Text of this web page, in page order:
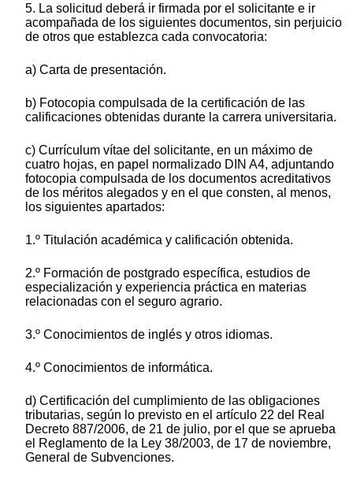
5. La solicitud deberá ir firmada por el solicitante e ir
acompañada de los siguientes documentos, sin perjuicio
de otros que establezca cada convocatoria:
a) Carta de presentación.
b) Fotocopia compulsada de la certificación de las
calificaciones obtenidas durante la carrera universitaria.
c) Currículum vítae del solicitante, en un máximo de
cuatro hojas, en papel normalizado DIN A4, adjuntando
fotocopia compulsada de los documentos acreditativos
de los méritos alegados y en el que consten, al menos,
los siguientes apartados:
1.º Titulación académica y calificación obtenida.
2.º Formación de postgrado específica, estudios de
especialización y experiencia práctica en materias
relacionadas con el seguro agrario.
3.º Conocimientos de inglés y otros idiomas.
4.º Conocimientos de informática.
d) Certificación del cumplimiento de las obligaciones
tributarias, según lo previsto en el artículo 22 del Real
Decreto 887/2006, de 21 de julio, por el que se aprueba
el Reglamento de la Ley 38/2003, de 17 de noviembre,
General de Subvenciones.